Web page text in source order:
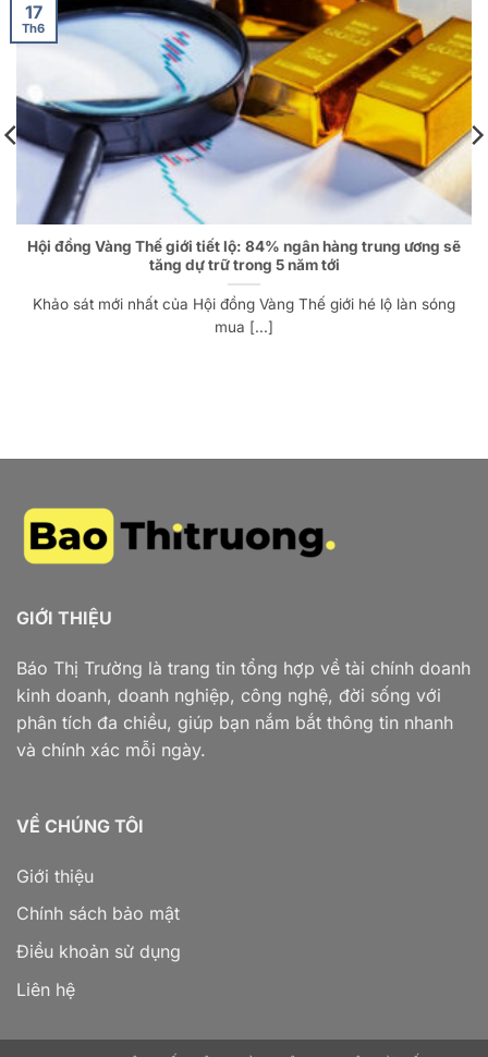
Hội đồng Vàng Thế giới tiết lộ: 84% ngân hàng trung ương sẽ
tăng dự trữ trong 5 năm tới
Khảo sát mới nhất của Hội đồng Vàng Thế giới hé lộ làn sóng
mua [...]
17
Th6
GIỚI THIỆU
Báo Thị Trường là trang tin tổng hợp về tài chính doanh
kinh doanh, doanh nghiệp, công nghệ, đời sống với
phân tích đa chiều, giúp bạn nắm bắt thông tin nhanh
và chính xác mỗi ngày.
VỀ CHÚNG TÔI
Giới thiệu
Chính sách bảo mật
Điều khoản sử dụng
Liên hệ